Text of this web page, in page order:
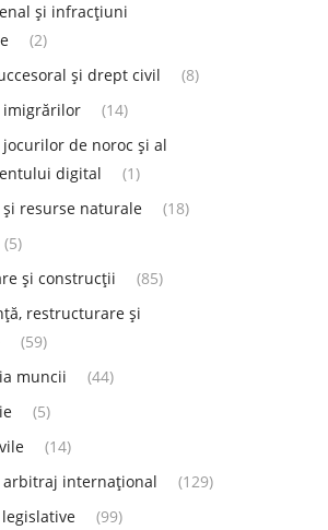
și infracțiuni
(2)
și drept civil
(8)
imigrărilor
(14)
de noroc și al
digital
(1)
și resurse naturale
(18)
(5)
și construcții
(85)
restructurare și
(59)
muncii
(44)
(5)
(14)
arbitraj internațional
(129)
(99)